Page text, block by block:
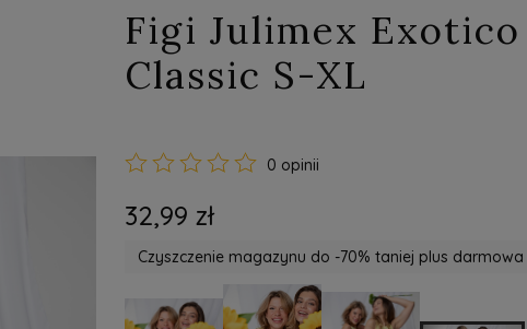
Figi Julimex Exotico
Classic S-XL
0 opinii
32,99 zł
Czyszczenie magazynu do -70% taniej plus